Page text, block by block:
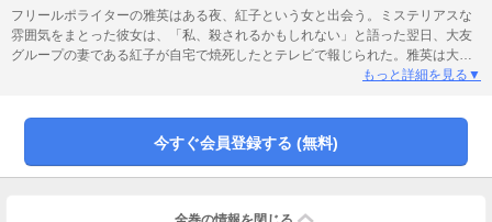
フリールポライターの雅英はある夜、紅子という女と出会う。ミステリアスな
雰囲気をまとった彼女は、「私、殺されるかもしれない」と語った翌日、大友
グループの妻である紅子が自宅で焼死したとテレビで報じられた。雅英は大友
一族に不審を抱き、運転手としてもぐりこむ……。そこで見た真実は――。表
リー。
もっと詳細を見る▼
今すぐ会員登録する (無料)